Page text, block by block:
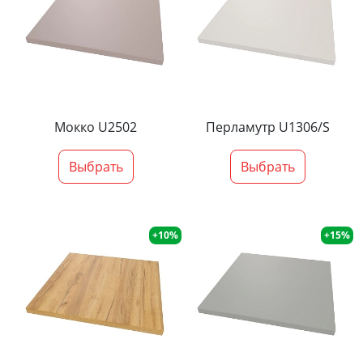
Мокко U2502
Выбрать
Перламутр U1306/S
Выбрать
+10% +15%